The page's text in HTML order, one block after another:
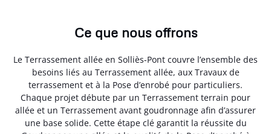
Ce que nous offrons
Le Terrassement allée en Solliès-Pont couvre l’ensemble des
besoins liés au Terrassement allée, aux Travaux de
terrassement et à la Pose d’enrobé pour particuliers.
Chaque projet débute par un Terrassement terrain pour
allée et un Terrassement avant goudronnage afin d’assurer
une base solide. Cette étape clé garantit la réussite du